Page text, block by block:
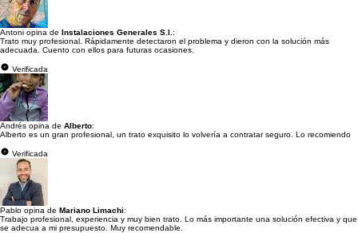
Antoni opina de Instalaciones Generales S.l. :
Trato muy profesional. Rápidamente detectaron el problema y dieron con la solución más
adecuada. Cuento con ellos para futuras ocasiones.
Verificada
Andrés opina de Alberto:
Alberto es un gran profesional, un trato exquisito lo volvería a contratar seguro. Lo recomiendo
Verificada
Pablo opina de Mariano Limachi:
Trabajo profesional, experiencia y muy bien trato. Lo más importante una solución efectiva y que
se adecua a mi presupuesto. Muy recomendable.